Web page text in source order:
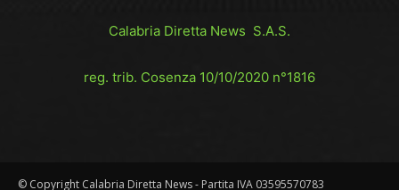
Calabria Diretta News S.A.S.
reg. trib. Cosenza 10/10/2020 n°1816
© Copyright Calabria Diretta News - Partita IVA 03595570783